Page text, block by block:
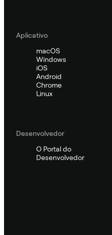
Aplicativo
macOS
Windows
iOS
Android
Chrome
Linux
Desenvolvedor
O Portal do
Desenvolvedor